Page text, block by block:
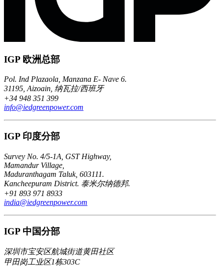
IGP 欧洲总部
Pol. Ind Plazaola, Manzana E- Nave 6.
31195, Aizoain, 纳瓦拉/西班牙
+34 948 351 399
info@iedgreenpower.com
IGP 印度分部
Survey No. 4/5-1A, GST Highway,
Mamandur Village,
Maduranthagam Taluk, 603111.
Kancheepuram District. 泰米尔纳德邦.
+91 893 971 8933
india@iedgreenpower.com
IGP 中国分部
深圳市宝安区航城街道黄田社区
甲田岗工业区1栋303C